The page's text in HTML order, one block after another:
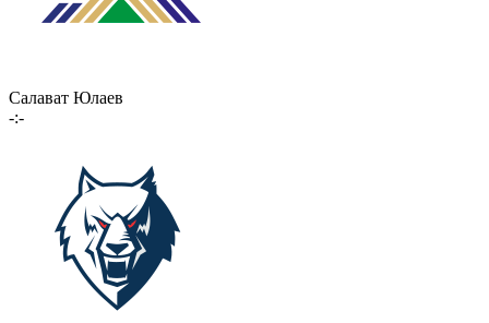
Салават Юлаев
-:-